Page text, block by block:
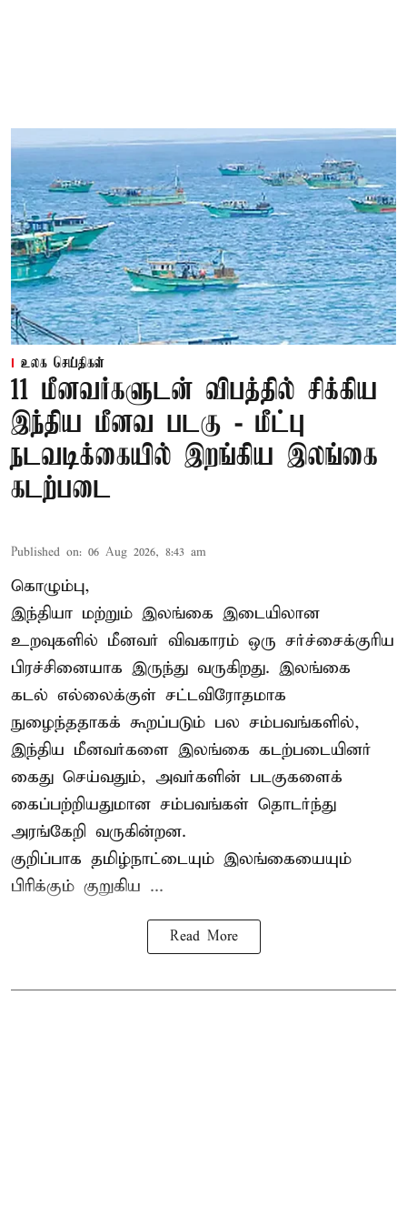
உலக செய்திகள்
11 மீனவர்களுடன் விபத்தில் சிக்கிய
இந்திய மீனவ படகு - மீட்பு
நடவடிக்கையில் இறங்கிய இலங்கை
கடற்படை
Published on: 06 Aug 2026, 8:43 am
கொழும்பு,
இந்தியா மற்றும் இலங்கை இடையிலான
உறவுகளில் மீனவர் விவகாரம் ஒரு சர்ச்சைக்குரிய
பிரச்சினையாக இருந்து வருகிறது. இலங்கை
கடல் எல்லைக்குள் சட்டவிரோதமாக
நுழைந்ததாகக் கூறப்படும் பல சம்பவங்களில்,
இந்திய மீனவர்களை இலங்கை கடற்படையினர்
கைது செய்வதும், அவர்களின் படகுகளைக்
கைப்பற்றியதுமான சம்பவங்கள் தொடர்ந்து
அரங்கேறி வருகின்றன.
குறிப்பாக தமிழ்நாட்டையும் இலங்கையையும்
பிரிக்கும் குறுகிய ...
Read More